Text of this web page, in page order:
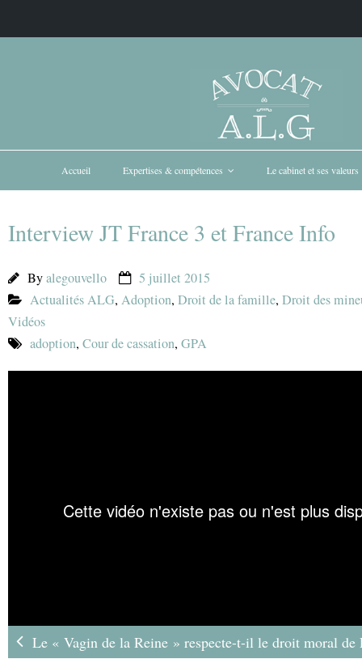
Accueil Expertises & compétences Le cabinet et ses valeurs
Interview JT France 3 et France Info
Byalegouvello
5 juillet 2015
Actualités ALG, Adoption, Droit de la famille, Droit des
Vidéos
adoption, Cour de cassation, GPA
Le « Vagin de la Reine » respecte-t-il le droit moral de